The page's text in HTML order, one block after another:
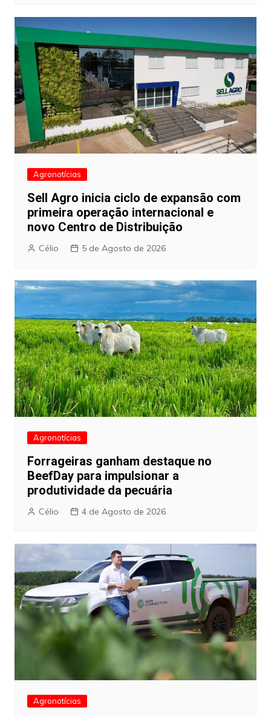
Agronotícias
Sell Agro inicia ciclo de expansão com
primeira operação internacional e
novo Centro de Distribuição
Célio 5 de Agosto de 2026
Agronotícias
Forrageiras ganham destaque no
BeefDay para impulsionar a
produtividade da pecuária
Célio 4 de Agosto de 2026
Agronotícias